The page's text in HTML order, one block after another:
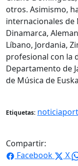
otros. Asimismo,
internacionales de
Dinamarca,
Líbano, Jordania,
profesional con la
Departamento de
de Música de
Etiquetas:
Compartir:
Facebook
X